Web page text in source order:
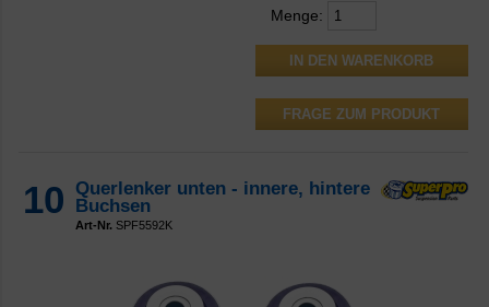
Menge:
FRAGE ZUM PRODUKT
10
Querlenker unten - innere, hintere
Buchsen
Art-Nr. SPF5592K